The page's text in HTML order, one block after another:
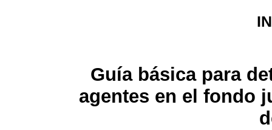
Guía básica para
agentes en el fondo